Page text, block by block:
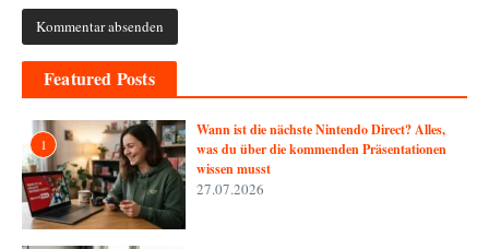
Featured Posts
1
Wann ist die nächste Nintendo Direct? Alles,
was du über die kommenden Präsentationen
wissen musst
27.07.2026